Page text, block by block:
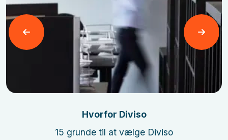
Læs mere
Hvorfor Diviso
15 grunde til at vælge Diviso